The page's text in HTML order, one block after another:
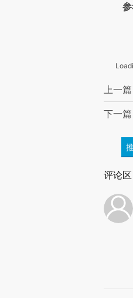
上一
下一
评论区